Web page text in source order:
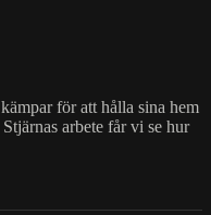
för att hålla sina hem
arbete får vi se hur